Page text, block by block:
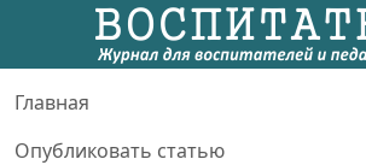
Главная
Опубликовать статью